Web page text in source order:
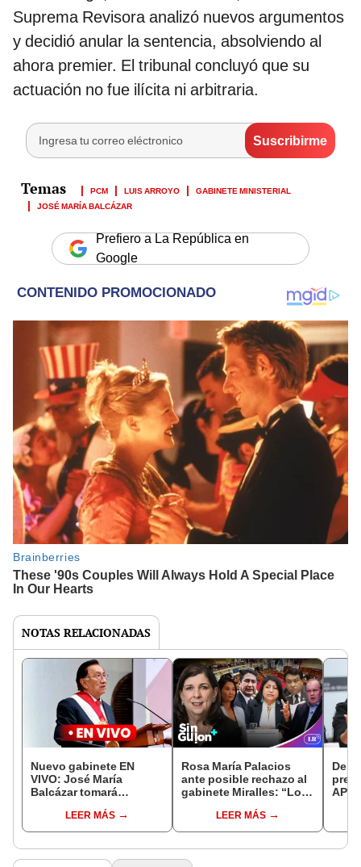
Suprema Revisora analizó nuevos argumentos
y decidió anular la sentencia, absolviendo al
ahora premier. El tribunal concluyó que su
actuación no fue ilícita ni arbitraria.
PCM LUIS ARROYO
GABINETE MINISTERIAL
JOSÉ MARÍA BALCÁZAR
Prefiero a La República en
Google
NOTAS RELACIONADAS
Nuevo gabinete EN
VIVO: José María
Balcázar tomará
nuevos ministros
LEER MÁS
Rosa María Palacios
ante posible rechazo al
gabinete Miralles: “Lo
aparecer como
oposición”
LEER MÁS
APP